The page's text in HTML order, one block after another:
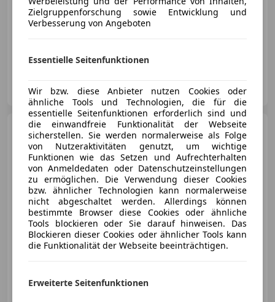
AT-4060 Linz-Leonding
Porsche 944
S2 - 370 PS
Tracktool - 1:1 mit KTM/Audi 2.0
TFSI
€ 28 900
Zielgruppenforschung sowie Entwicklung und
Verbesserung von Angeboten
Essentielle Seitenfunktionen
Wir bzw. diese Anbieter nutzen Cookies oder
ähnliche Tools und Technologien, die für die
essentielle Seitenfunktionen erforderlich sind und
die einwandfreie Funktionalität der Webseite
sicherstellen. Sie werden normalerweise als Folge
von Nutzeraktivitäten genutzt, um wichtige
Funktionen wie das Setzen und Aufrechterhalten
von Anmeldedaten oder Datenschutzeinstellungen
zu ermöglichen. Die Verwendung dieser Cookies
bzw. ähnlicher Technologien kann normalerweise
nicht abgeschaltet werden. Allerdings können
bestimmte Browser diese Cookies oder ähnliche
Tools blockieren oder Sie darauf hinweisen. Das
Blockieren dieser Cookies oder ähnlicher Tools kann
die Funktionalität der Webseite beeinträchtigen.
Erweiterte Seitenfunktionen